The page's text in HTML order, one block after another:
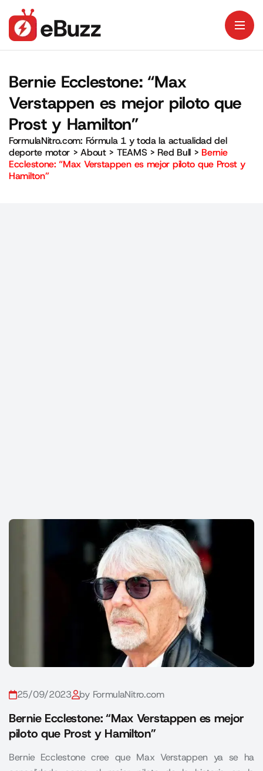
Bernie Ecclestone: “Max
Verstappen es mejor piloto que
Prost y Hamilton”
FormulaNitro.com: Fórmula 1 y toda la actualidad del
deporte motor >About> TEAMS > Red Bull > Bernie
Ecclestone: “Max Verstappen es mejor piloto que Prost y
Hamilton”
25/09/2023 by FormulaNitro.com
Bernie Ecclestone: “Max Verstappen es mejor
piloto que Prost y Hamilton”
Bernie Ecclestone cree que Max Verstappen ya se ha